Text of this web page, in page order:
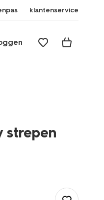
klantenservice
strepen